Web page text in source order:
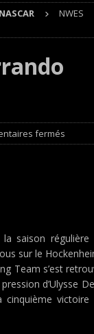
d’exception !
la Nièvre !
NWES
fermés
saison régulière
sur le
Team s’est
d’Ulysse
cinquième victoire